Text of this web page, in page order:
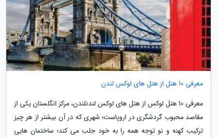
معرفی 10 هتل از هتل های لوکس لندن
معرفی 10 هتل لوکس از هتل های لوکس لندنلندن، مرکز انگلستان یکی از
مقاصد محبوب گردشگری در اروپاست؛ شهری که در آن بیشتر از هر چیز
ترکیب کهنه و نو توجه همه را به خود جلب می کند؛ ساختمان هایی